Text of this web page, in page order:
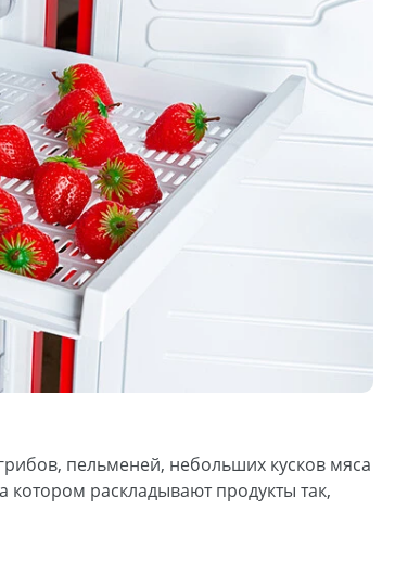
пельменей, небольших кусков мяса
котором раскладывают продукты так,